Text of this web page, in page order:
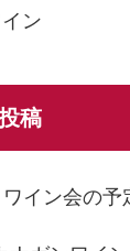
ン
稿
イン会の予